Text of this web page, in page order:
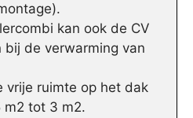
kan ook de CV
bij de verwarming van
vrije ruimte op het dak
m2 tot 3 m2.